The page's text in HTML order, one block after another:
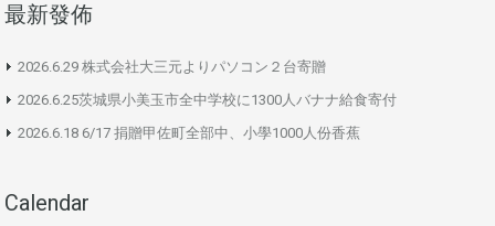
最新發佈
2026.6.29 株式会社大三元よりパソコン２台寄贈
2026.6.25茨城県小美玉市全中学校に1300人バナナ給食寄付
2026.6.18 6/17 捐贈甲佐町全部中、小學1000人份香蕉
Calendar